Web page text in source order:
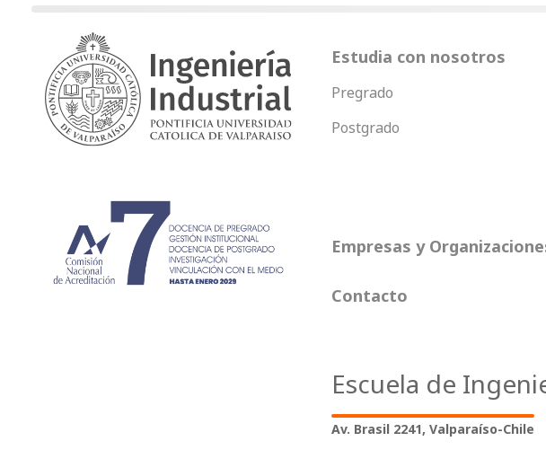
Estudia con nosotros
Pregrado
Postgrado
Empresas y
Contacto
Escuela de
Av. Brasil 2241, Valparaíso-Chile